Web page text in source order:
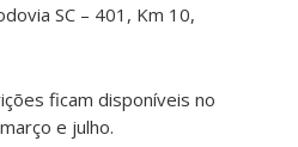
SC – 401, Km 10,
ficam disponíveis no
e julho.